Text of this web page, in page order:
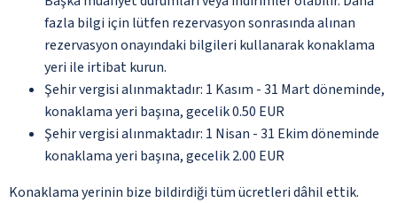
fazla bilgi için lütfen rezervasyon sonrasında alınan
rezervasyon onayındaki bilgileri kullanarak konaklama
yeri ile irtibat kurun.
Şehir vergisi alınmaktadır: 1 Kasım - 31 Mart döneminde,
konaklama yeri başına, gecelik 0.50 EUR
Şehir vergisi alınmaktadır: 1 Nisan - 31 Ekim döneminde
konaklama yeri başına, gecelik 2.00 EUR
Konaklama yerinin bize bildirdiği tüm ücretleri dâhil ettik.